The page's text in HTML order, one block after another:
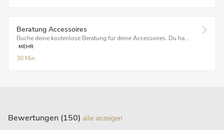
Beratung Accessoires
Buche deine kostenlose Beratung für deine Accessoires. Du ha...
MEHR
30 Min.
Bewertungen (150) alle anzeigen